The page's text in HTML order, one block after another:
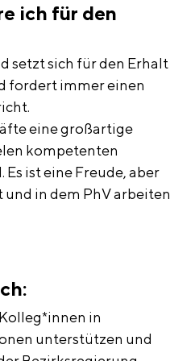
ich für den
setzt sich für den Erhalt
fordert immer einen
eine großartige
kompetenten
Es ist eine Freude, aber
in dem PhV arbeiten
in
unterstützen und